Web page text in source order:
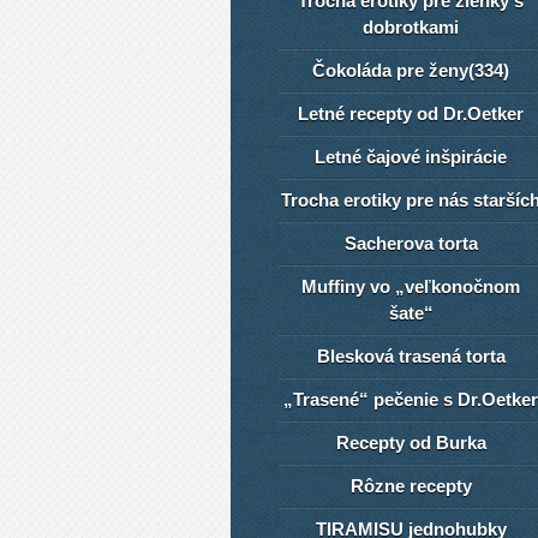
dobrotkami
Čokoláda pre ženy(334)
Letné recepty od Dr.Oetker
Letné čajové inšpirácie
Trocha erotiky pre nás
Sacherova torta
Muffiny vo „veľkonočnom
šate“
Blesková trasená torta
„Trasené“ pečenie s Dr.Oetker
Recepty od Burka
Rôzne recepty
TIRAMISU jednohubky